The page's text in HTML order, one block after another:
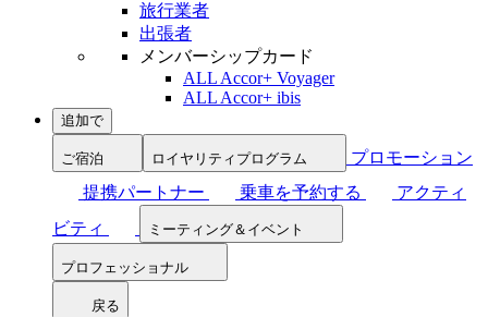
旅行業者
出張者
メンバーシップカード
ALL Accor+ Voyager
ALL Accor+ ibis
追加で
ご宿泊 ロイヤリティプログラム
プロモーション
提携パートナー
乗車を予約する
アクティ
ビティ
ミーティング＆イベント
プロフェッショナル
戻る